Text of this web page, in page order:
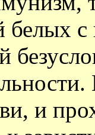
с
и